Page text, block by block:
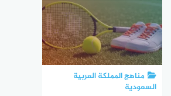
مناهج المملكة العربية
السعودية